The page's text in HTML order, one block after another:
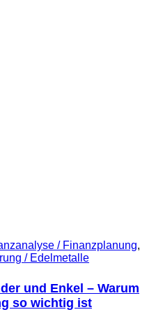
/ Finanzplanung,
/ Edelmetalle
und Enkel – Warum
so wichtig ist